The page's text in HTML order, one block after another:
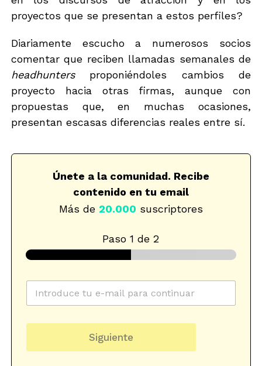
proyectos que se presentan a estos perfiles?
Diariamente escucho a numerosos socios
comentar que reciben llamadas semanales de
headhuntersproponiéndoles cambios de
proyecto hacia otras firmas, aunque con
propuestas que, en muchas ocasiones,
presentan escasas diferencias reales entre sí.
Únete a la comunidad. Recibe
contenido en tu email
Más de 20.000 suscriptores
Paso1 de 2
C
r
e
t
e
Siguiente